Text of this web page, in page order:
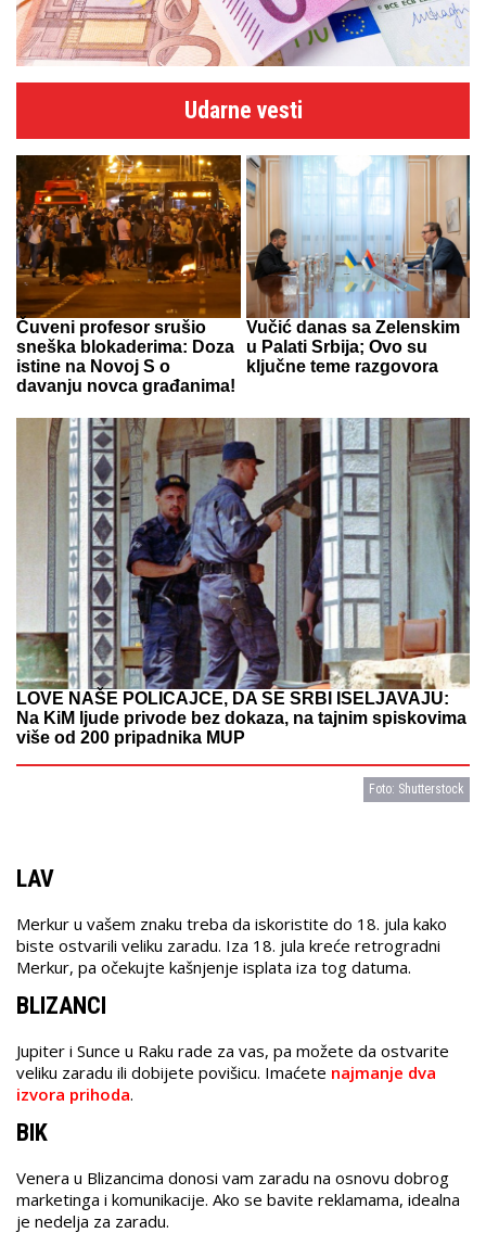
Foto: Shutterstock
Udarne vesti
Čuveni profesor srušio
sneška blokaderima: Doza
istine na Novoj S o
davanju novca građanima!
Vučić danas sa Zelenskim
u Palati Srbija; Ovo su
ključne teme razgovora
LOVE NAŠE POLICAJCE, DA SE SRBI ISELJAVAJU:
Na KiM ljude privode bez dokaza, na tajnim spiskovima
više od 200 pripadnika MUP
LAV
Merkur u vašem znaku treba da iskoristite do 18. jula kako
biste ostvarili veliku zaradu. Iza 18. jula kreće retrogradni
Merkur, pa očekujte kašnjenje isplata iza tog datuma.
BLIZANCI
Jupiter i Sunce u Raku rade za vas, pa možete da ostvarite
veliku zaradu ili dobijete povišicu. Imaćete najmanje dva
izvora prihoda.
BIK
Venera u Blizancima donosi vam zaradu na osnovu dobrog
marketinga i komunikacije. Ako se bavite reklamama, idealna
je nedelja za zaradu.